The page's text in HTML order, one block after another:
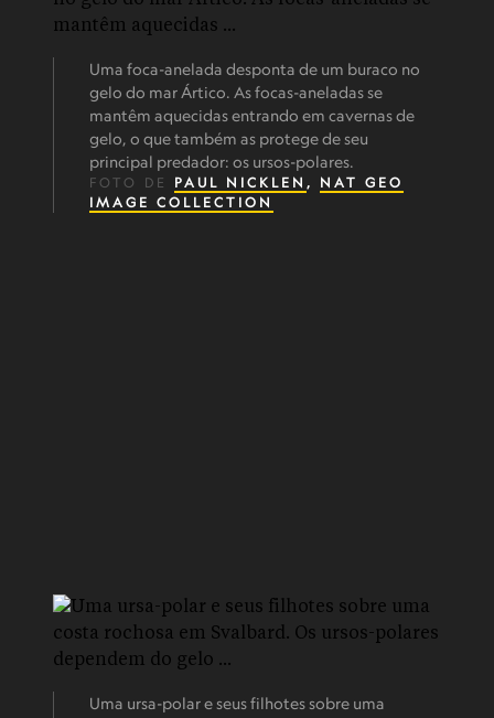
Uma foca-anelada desponta de um buraco no
gelo do mar Ártico. As focas-aneladas se
mantêm aquecidas entrando em cavernas de
gelo, o que também as protege de seu
principal predador: os ursos-polares.
FOTO DE PAUL NICKLEN , NAT GEO
IMAGE COLLECTION
Uma ursa-polar e seus filhotes sobre uma